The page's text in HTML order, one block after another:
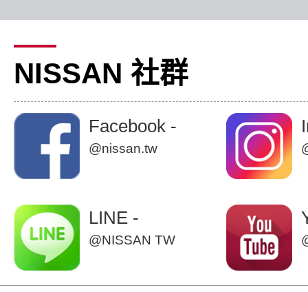
NISSAN 社群
Facebook -
@nissan.tw
LINE -
@NISSAN TW